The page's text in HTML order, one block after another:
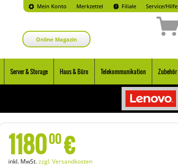
Mein Konto Merkzettel Filiale Service/Hilfe
Online Magazin
Server & Storage Haus & Büro Telekommunikation Zubehör
118000€
inkl. MwSt.zzgl. Versandkosten